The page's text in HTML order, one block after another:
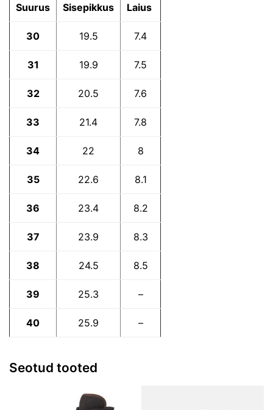
Suurus Sisepikkus Laius
30 19.5 7.4
31 19.9 7.5
32 20.5 7.6
33 21.4 7.8
34 22 8
35 22.6 8.1
36 23.4 8.2
37 23.9 8.3
38 24.5 8.5
39 25.3 –
40 25.9 –
Seotud tooted